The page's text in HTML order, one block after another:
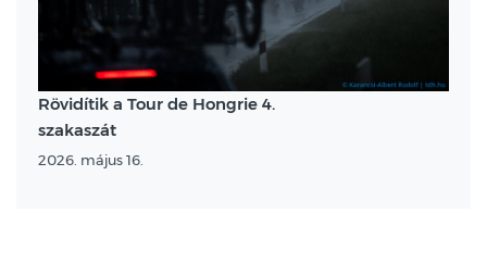
Rövidítik a Tour de Hongrie 4.
szakaszát
2026. május 16.